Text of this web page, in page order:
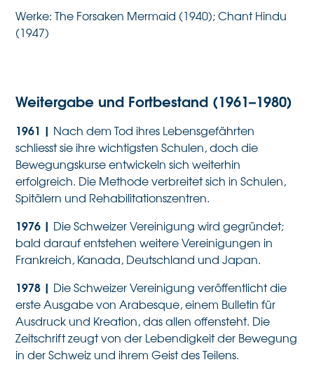
Werke: The Forsaken Mermaid (1940); Chant Hindu
(1947)
Weitergabe und Fortbestand (1961–1980)
1961 | Nach dem Tod ihres Lebensgefährten
schliesst sie ihre wichtigsten Schulen, doch die
Bewegungskurse entwickeln sich weiterhin
erfolgreich. Die Methode verbreitet sich in Schulen,
Spitälern und Rehabilitationszentren.
1976 | Die Schweizer Vereinigung wird gegründet;
bald darauf entstehen weitere Vereinigungen in
Frankreich, Kanada, Deutschland und Japan.
1978 | Die Schweizer Vereinigung veröffentlicht die
erste Ausgabe von Arabesque, einem Bulletin für
Ausdruck und Kreation, das allen offensteht. Die
Zeitschrift zeugt von der Lebendigkeit der Bewegung
in der Schweiz und ihrem Geist des Teilens.